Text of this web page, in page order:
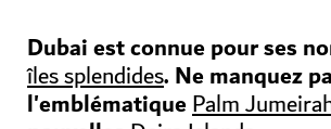
Dubai est connue pour ses
îles splendides. Ne manquez
l'emblématiquePalm